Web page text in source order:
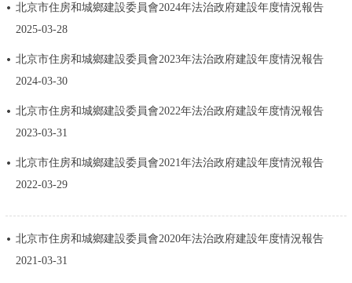
各區熱點
市領導
政策兌現
決策公開
個人服務
北京市住房和城鄉建設委員會2024年法治政府建設年度情況報告
2025-03-28
北京市住房和城鄉建設委員會2023年法治政府建設年度情況報告
2024-03-30
北京市住房和城鄉建設委員會2022年法治政府建設年度情況報告
2023-03-31
北京市住房和城鄉建設委員會2021年法治政府建設年度情況報告
2022-03-29
北京市住房和城鄉建設委員會2020年法治政府建設年度情況報告
2021-03-31